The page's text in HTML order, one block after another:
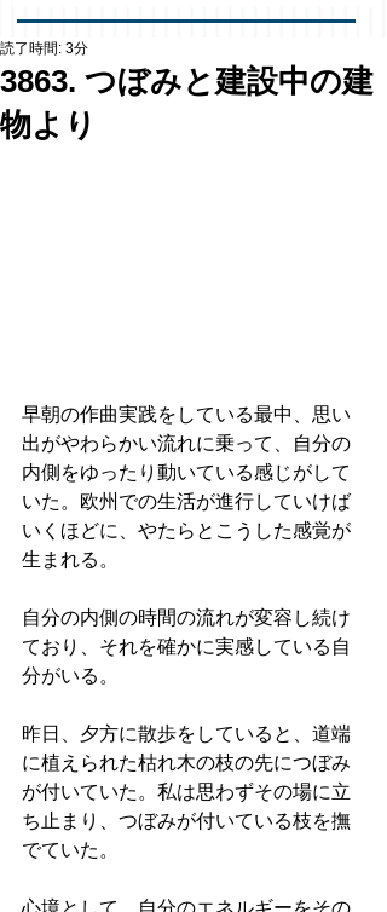
3863. つぼみと建設中の建
物より
読了時間: 3分
早朝の作曲実践をしている最中、思い
出がやわらかい流れに乗って、自分の
内側をゆったり動いている感じがして
いた。欧州での生活が進行していけば
いくほどに、やたらとこうした感覚が
生まれる。
自分の内側の時間の流れが変容し続け
ており、それを確かに実感している自
分がいる。
昨日、夕方に散歩をしていると、道端
に植えられた枯れ木の枝の先につぼみ
が付いていた。私は思わずその場に立
ち止まり、つぼみが付いている枝を撫
でていた。